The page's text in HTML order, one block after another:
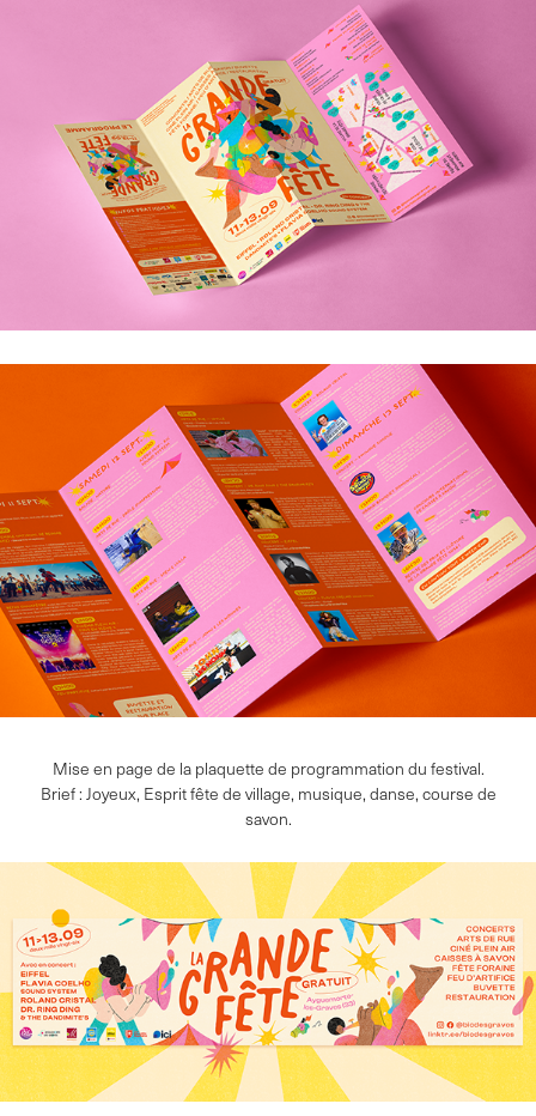
Mise en page de la plaquette de programmation du festival.
Brief : Joyeux, Esprit fête de village, musique, danse, course de
savon.